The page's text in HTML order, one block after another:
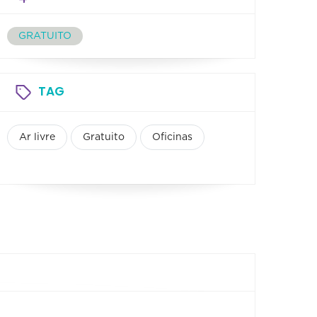
GRATUITO
TAG
Ar livre Gratuito Oficinas